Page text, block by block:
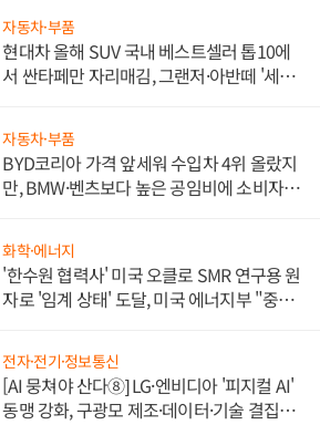
자동차·부품
현대차 올해 SUV 국내 베스트셀러 톱10에
서 싼타페만 자리매김, 그랜저·아반떼 '세단
자동차·부품
BYD코리아 가격 앞세워 수입차 4위 올랐지
만, BMW·벤츠보다 높은 공임비에 소비자
화학·에너지
'한수원 협력사' 미국 오클로 SMR 연구용 원
자로 '임계 상태' 도달, 미국 에너지부 "중요
전자·전기·정보통신
[AI 뭉쳐야 산다⑧] LG·엔비디아 '피지컬 AI'
동맹 강화, 구광모 제조·데이터·기술 결집